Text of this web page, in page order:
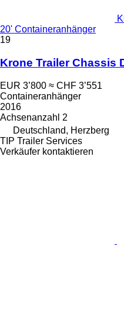
20' Containeranhänger
19
Krone Trailer Chassis
EUR 3’800 ≈ CHF 3’551
Containeranhänger
2016
Achsenanzahl 2
Deutschland, Herzberg
TIP Trailer Services
Verkäufer kontaktieren